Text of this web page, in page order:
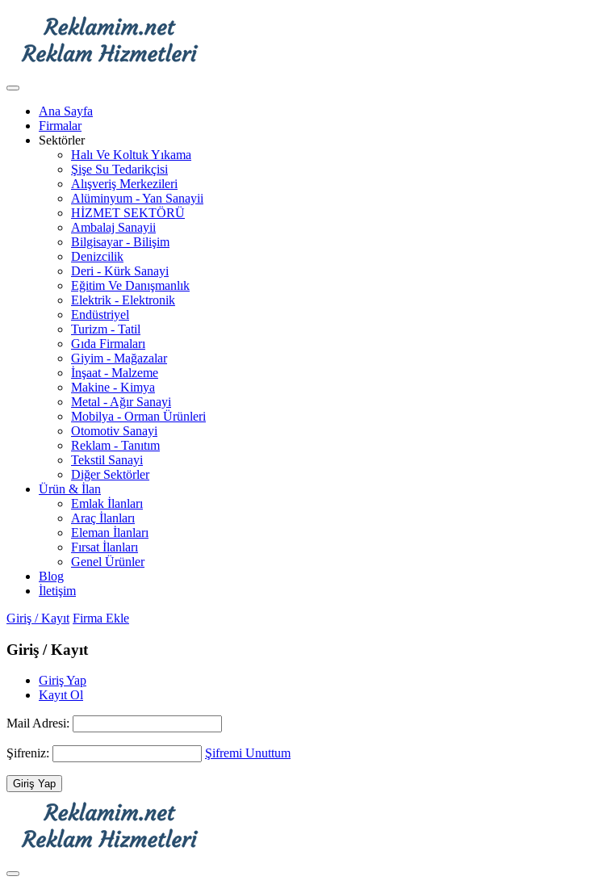
Ana Sayfa
Firmalar
Sektörler
Halı Ve Koltuk Yıkama
Şişe Su Tedarikçisi
Alışveriş Merkezileri
Alüminyum - Yan Sanayii
HİZMET SEKTÖRÜ
Ambalaj Sanayii
Bilgisayar - Bilişim
Denizcilik
Deri - Kürk Sanayi
Eğitim Ve Danışmanlık
Elektrik - Elektronik
Endüstriyel
Turizm - Tatil
Gıda Firmaları
Giyim - Mağazalar
İnşaat - Malzeme
Makine - Kimya
Metal - Ağır Sanayi
Mobilya - Orman Ürünleri
Otomotiv Sanayi
Reklam - Tanıtım
Tekstil Sanayi
Diğer Sektörler
Ürün & İlan
Emlak İlanları
Araç İlanları
Eleman İlanları
Fırsat İlanları
Genel Ürünler
Blog
İletişim
Giriş / Kayıt Firma Ekle
Giriş / Kayıt
Giriş Yap
Kayıt Ol
Mail Adresi:
Şifreniz: Şifremi Unuttum